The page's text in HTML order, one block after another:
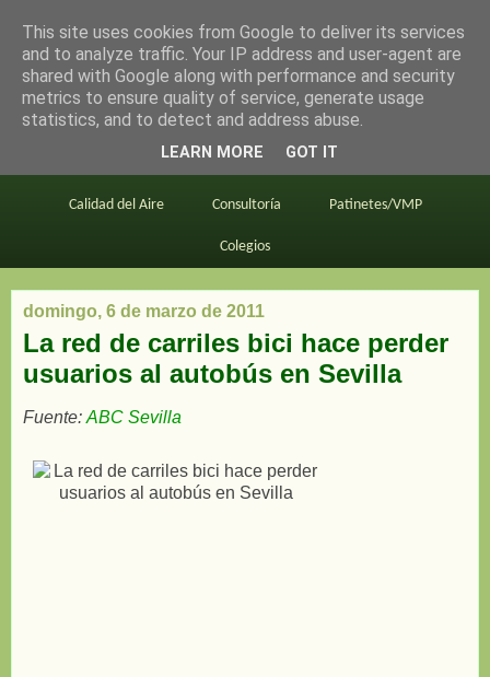
en bici por madrid
Este blog BiciMAD Primeros consejos
Calidad del Aire Consultoría Patinetes/VMP
Colegios
domingo, 6 de marzo de 2011
La red de carriles bici hace perder
usuarios al autobús en Sevilla
Fuente: ABC Sevilla
This site uses cookies from Google to deliver its services
and to analyze traffic. Your IP address and user-agent are
shared with Google along with performance and security
metrics to ensure quality of service, generate usage
statistics, and to detect and address abuse.
LEARN MORE GOT IT